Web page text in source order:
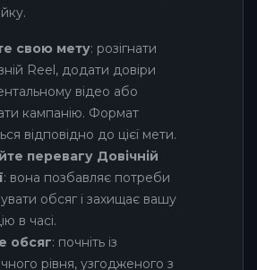
свою мету: розігнати
Reel, додати довіри
відео або
кампанію. Формат
відповідно до цієї мети.
перевагу Довічній
: вона позбавляє потреби
обсяг і захищає вашу
в часі.
обсяг: почніть із
рівня, узгодженого з